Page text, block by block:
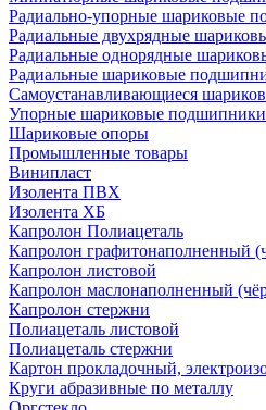
Радиально-упорные шариковые
Радиальные двухрядные
Радиальные однорядные
Радиальные шариковые
Самоустанавливающиеся
Упорные шариковые подшипники
Шариковые опоры
Промышленные товары
Винипласт
Изолента ПВХ
Изолента ХБ
Капролон Полиацеталь
Капролон графитонаполненный
Капролон листовой
Капролон маслонаполненный
Капролон стержни
Полиацеталь листовой
Полиацеталь стержни
Картон прокладочный,
Круги абразивные по металлу